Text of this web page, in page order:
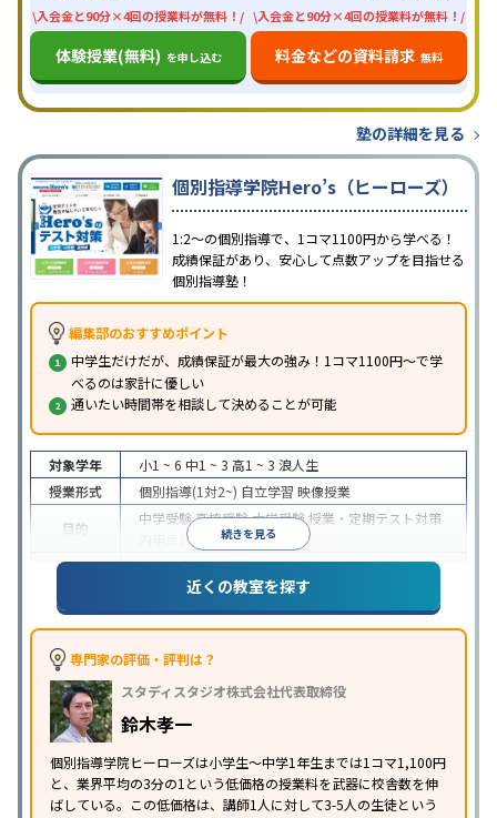
\入会金と90分×4回の授業料が無料！/
体験授業(無料) を申し込む
\入会金と90分×4回の授業料が無料！/
料金などの資料請求 無料
塾の詳細を見る
個別指導学院Hero’s（ヒーローズ）
1:2～の個別指導で、1コマ1100円から学べる！
成績保証があり、安心して点数アップを目指せる
個別指導塾！
編集部のおすすめポイント
中学生だけだが、成績保証が最大の強み！1コマ1100円～で学
べるのは家計に優しい
通いたい時間帯を相談して決めることが可能
続きを見る
対象学年 小1 ~ 6 中1 ~ 3 高1 ~ 3 浪人生
授業形式
個別指導(1対2~) 自立学習 映像授業
目的
中学受験高校受験大学受験 授業・定期テスト対策
内申点対策
学習習慣の定着
中高一貫校生に対応成績保証制度あり授業の振替
1科目から受講可能 季節講習のみの受講可
※2023年3月調査。小学校高学年の個別指導塾アンケート調査方法を参
照
近くの教室を探す
専門家の評価・評判は？
スタディスタジオ株式会社代表取締役
鈴木孝一
個別指導学院ヒーローズは小学生〜中学1年生までは1コマ1,100円
と、業界平均の3分の1という低価格の授業料を武器に校舎数を伸
ばしている。この低価格は、講師1人に対して3-5人の生徒という